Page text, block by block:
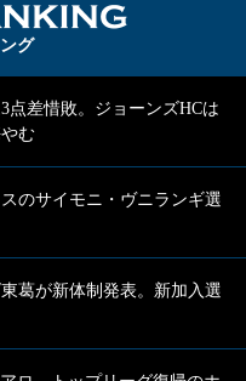
グ
点差惜敗。ジョーンズHCは
む
のサイモニ・ヴニランギ選
葛が新体制発表。新加入選